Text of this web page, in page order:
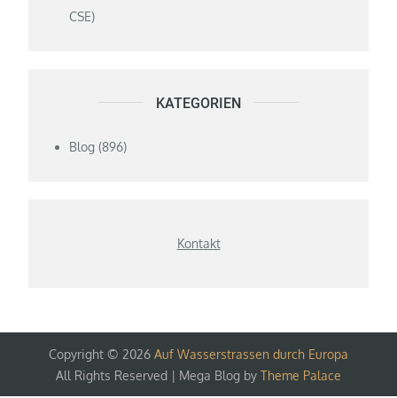
CSE)
KATEGORIEN
Blog (896)
Kontakt
Copyright © 2026 Auf Wasserstrassen durch Europa
All Rights Reserved | Mega Blog by Theme Palace